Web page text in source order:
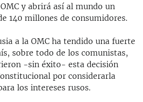
y abrirá así al mundo un
140 millones de consumidores.
a la OMC ha tendido una fuerte
sobre todo de los comunistas,
-sin éxito- esta decisión
por considerarla
los intereses rusos.